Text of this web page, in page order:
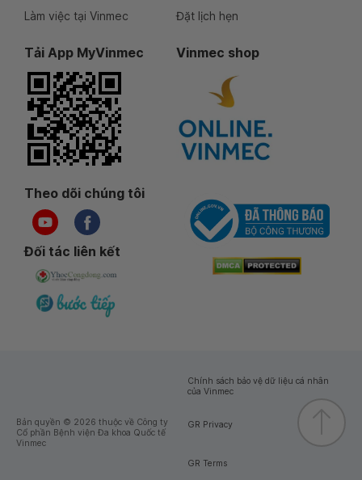
Làm việc tại Vinmec
Đặt lịch hẹn
Tải App MyVinmec Vinmec shop
Theo dõi chúng tôi
Đối tác liên kết
Bản quyền © 2026 thuộc về Công ty
Cổ phần Bệnh viện Đa khoa Quốc tế
Vinmec
Chính sách bảo vệ dữ liệu cá nhân
của Vinmec
GR Privacy
GR Terms